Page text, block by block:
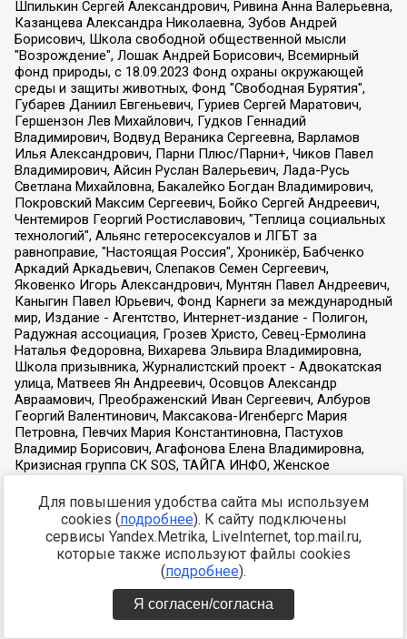
Для повышения удобства сайта мы используем
cookies (подробнее). К сайту подключены
сервисы Yandex.Metrika, LiveInternet, top.mail.ru,
которые также используют файлы cookies
(подробнее).
Я согласен/согласна